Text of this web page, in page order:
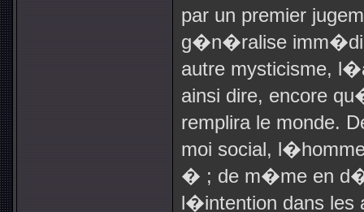
par un premier
g�n�ralise
autre mysticisme,
ainsi dire, encore
remplira le monde.
moi social,
� ; de m�me en
l�intention dans les